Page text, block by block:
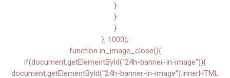
}
}
}
}, 1000);
function in_image_close(){
if(document.getElementById(“24h-banner-in-image”)){
document.getElementById(“24h-banner-in-image”).innerHTML